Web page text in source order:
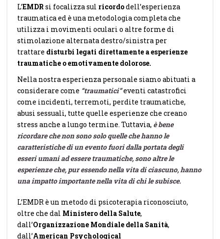
L’EMDRsi focalizza sul ricordodell’esperienza
traumatica ed è una metodologia completa che
utilizza i movimenti oculari o altre forme di
stimolazione alternata destro/sinistra per
trattare disturbi legati direttamente a esperienze
traumatiche o emotivamente dolorose.
Nella nostra esperienza personale siamo abituati a
considerare come “traumatici”eventi catastrofici
come incidenti, terremoti, perdite traumatiche,
abusi sessuali, tutte quelle esperienze che creano
stress anche a lungo termine. Tuttavia, è bene
ricordare che non sono solo quelle che hanno le
caratteristiche di un evento fuori dalla portata degli
esseri umani ad essere traumatiche, sono altre le
esperienze che, pur essendo nella vita di ciascuno, hanno
una impatto importante nella vita di chi le subisce.
L’EMDR è un metodo di psicoterapia riconosciuto,
oltre che dal Ministero della Salute,
dall’Organizzazione Mondiale della Sanità,
dall’American Psychological